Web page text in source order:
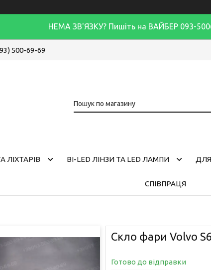
НЕМА ЗВ'ЯЗКУ? Пишіть на ВАЙБЕР 093-
500-69-69
ЛІХТАРІВ BI-LED ЛІНЗИ ТА LED ЛАМПИ
СПІВПРАЦЯ
Скло фари Volvo
Готово до відправки